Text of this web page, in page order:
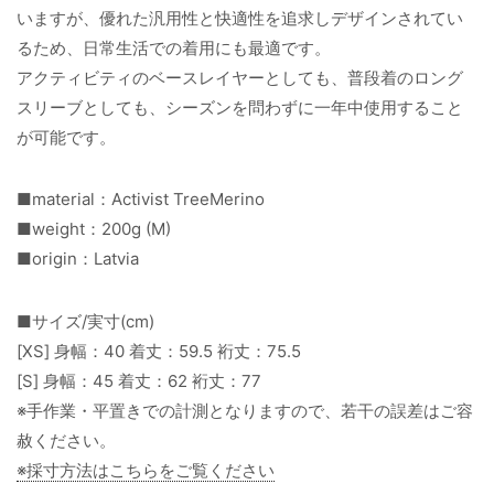
いますが、優れた汎用性と快適性を追求しデザインされてい
るため、日常生活での着用にも最適です。
アクティビティのベースレイヤーとしても、普段着のロング
スリーブとしても、シーズンを問わずに一年中使用すること
が可能です。
■material：Activist TreeMerino
■weight：200g (M)
■origin：Latvia
■サイズ/実寸(cm)
[XS] 身幅：40 着丈：59.5 裄丈：75.5
[S] 身幅：45 着丈：62 裄丈：77
※手作業・平置きでの計測となりますので、若干の誤差はご容
赦ください。
※採寸方法はこちらをご覧ください